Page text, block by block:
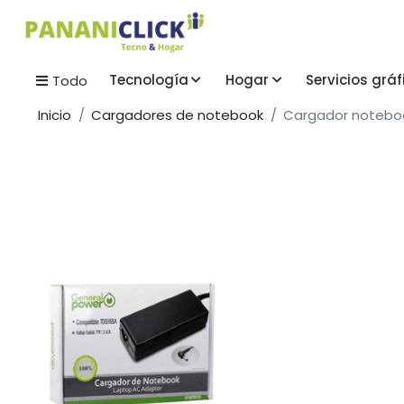
Todo Tecnología Hogar
Servicios
Inicio
Cargadores de notebook Cargador